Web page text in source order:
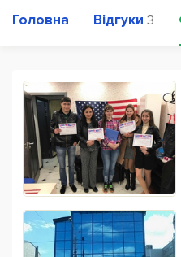
Головна Відгуки 3